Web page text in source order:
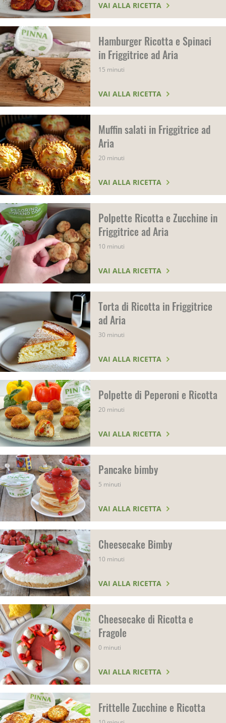
VAI ALLA RICETTA
Hamburger Ricotta e Spinaci
in Friggitrice ad Aria
15 minuti
VAI ALLA RICETTA
Muffin salati in Friggitrice ad
Aria
20 minuti
VAI ALLA RICETTA
Polpette Ricotta e Zucchine in
Friggitrice ad Aria
10 minuti
VAI ALLA RICETTA
Torta di Ricotta in Friggitrice
ad Aria
30 minuti
VAI ALLA RICETTA
Polpette di Peperoni e Ricotta
20 minuti
VAI ALLA RICETTA
Pancake bimby
5 minuti
VAI ALLA RICETTA
Cheesecake Bimby
10 minuti
VAI ALLA RICETTA
Cheesecake di Ricotta e
Fragole
0 minuti
VAI ALLA RICETTA
Frittelle Zucchine e Ricotta